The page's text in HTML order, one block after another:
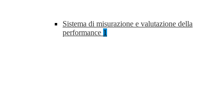
Sistema di misurazione e valutazione della
performance 1